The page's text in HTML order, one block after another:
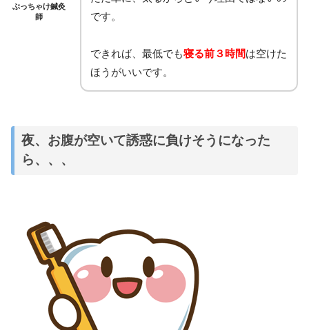
ぶっちゃけ鍼灸
師
です。
できれば、最低でも寝る前３時間は空けた
ほうがいいです。
夜、お腹が空いて誘惑に負けそうになった
ら、、、